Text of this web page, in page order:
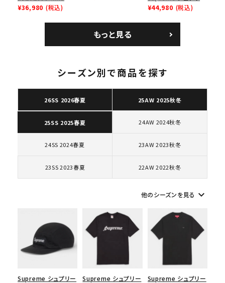
2025AW 2025SS
Tシャツ・ロングスリーブ
キャップ・ハット
パーカー・クルーネック
カテゴリーから探す
シーズンから探す
価格から探す
在庫のない商品を表示する
Leather Shoulder
¥36,980 (税込)
ム 2023AW Nike
カー ホワイト 白
¥44,980 (税込)
もっと見る
シーズン別で商品を探す
26SS 2026春夏 25AW 2025秋冬
25SS 2025春夏 24AW 2024秋冬
24SS 2024春夏 23AW 2023秋冬
23SS 2023春夏 22AW 2022秋冬
他のシーズンを見る keyboard_arrow_down
Supreme シュプリー
Supreme シュプリー
Supreme シュプリー